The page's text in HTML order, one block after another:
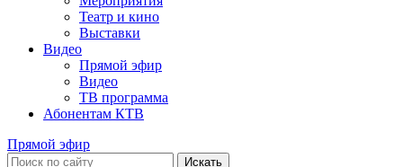
Театр и кино
Выставки
Видео
Прямой эфир
Видео
ТВ программа
Абонентам КТВ
Прямой эфир
Искать